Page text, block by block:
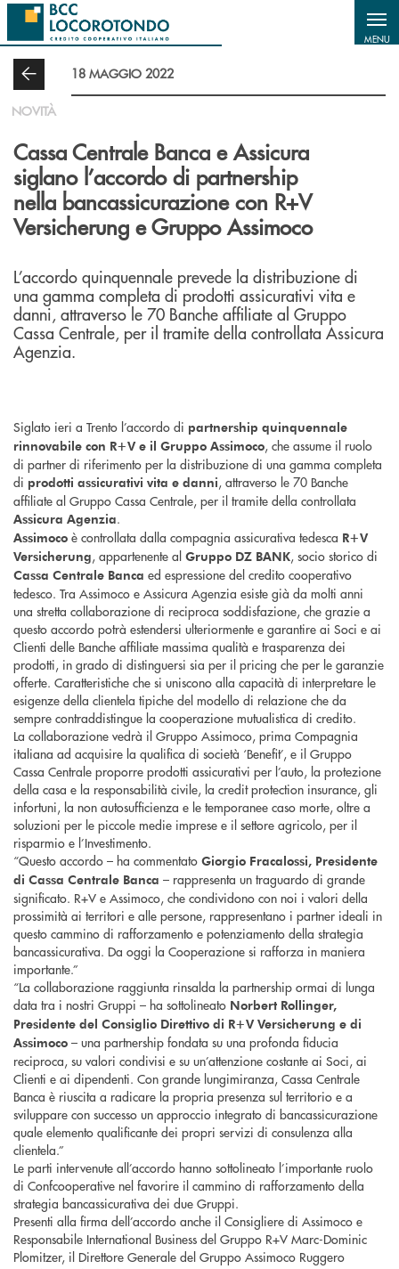
Salta al contenuto principale
MENU
18 MAGGIO 2022
NOVITÀ
Cassa Centrale Banca e Assicura
siglano l’accordo di partnership
nella bancassicurazione con R+V
Versicherung e Gruppo Assimoco
L’accordo quinquennale prevede la distribuzione di
una gamma completa di prodotti assicurativi vita e
danni, attraverso le 70 Banche affiliate al Gruppo
Cassa Centrale, per il tramite della controllata Assicura
Agenzia.
Siglato ieri a Trento l’accordo di partnership quinquennale
rinnovabile con R+V e il Gruppo Assimoco, che assume il ruolo
di partner di riferimento per la distribuzione di una gamma completa
di prodotti assicurativi vita e danni, attraverso le 70 Banche
affiliate al Gruppo Cassa Centrale, per il tramite della controllata
Assicura Agenzia.
Assimoco è controllata dalla compagnia assicurativa tedesca R+V
Versicherung, appartenente al Gruppo DZ BANK, socio storico di
Cassa Centrale Banca ed espressione del credito cooperativo
tedesco. Tra Assimoco e Assicura Agenzia esiste già da molti anni
una stretta collaborazione di reciproca soddisfazione, che grazie a
questo accordo potrà estendersi ulteriormente e garantire ai Soci e ai
Clienti delle Banche affiliate massima qualità e trasparenza dei
prodotti, in grado di distinguersi sia per il pricing che per le garanzie
offerte. Caratteristiche che si uniscono alla capacità di interpretare le
esigenze della clientela tipiche del modello di relazione che da
sempre contraddistingue la cooperazione mutualistica di credito.
La collaborazione vedrà il Gruppo Assimoco, prima Compagnia
italiana ad acquisire la qualifica di società ‘Benefit’, e il Gruppo
Cassa Centrale proporre prodotti assicurativi per l’auto, la protezione
della casa e la responsabilità civile, la credit protection insurance, gli
infortuni, la non autosufficienza e le temporanee caso morte, oltre a
soluzioni per le piccole medie imprese e il settore agricolo, per il
risparmio e l’Investimento.
“Questo accordo – ha commentato Giorgio Fracalossi, Presidente
di Cassa Centrale Banca – rappresenta un traguardo di grande
significato. R+V e Assimoco, che condividono con noi i valori della
prossimità ai territori e alle persone, rappresentano i partner ideali in
questo cammino di rafforzamento e potenziamento della strategia
bancassicurativa. Da oggi la Cooperazione si rafforza in maniera
importante.”
“La collaborazione raggiunta rinsalda la partnership ormai di lunga
data tra i nostri Gruppi – ha sottolineato Norbert Rollinger,
Presidente del Consiglio Direttivo di R+V Versicherung e di
Assimoco – una partnership fondata su una profonda fiducia
reciproca, su valori condivisi e su un’attenzione costante ai Soci, ai
Clienti e ai dipendenti. Con grande lungimiranza, Cassa Centrale
Banca è riuscita a radicare la propria presenza sul territorio e a
sviluppare con successo un approccio integrato di bancassicurazione
quale elemento qualificante dei propri servizi di consulenza alla
clientela.”
Le parti intervenute all’accordo hanno sottolineato l’importante ruolo
di Confcooperative nel favorire il cammino di rafforzamento della
strategia bancassicurativa dei due Gruppi.
Presenti alla firma dell’accordo anche il Consigliere di Assimoco e
Responsabile International Business del Gruppo R+V Marc-Dominic
Plomitzer, il Direttore Generale del Gruppo Assimoco Ruggero